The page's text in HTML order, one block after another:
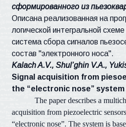
сформированного из
Описана реализованная на
логической интегральной
система сбора сигналов
состав "электронного носа".
Kalach A.V., Shul’ghin V.A.,
Signal acquisition from
the “electronic nose” system
The paper describes a
acquisition from piezoelectric
“electronic nose”. The system is